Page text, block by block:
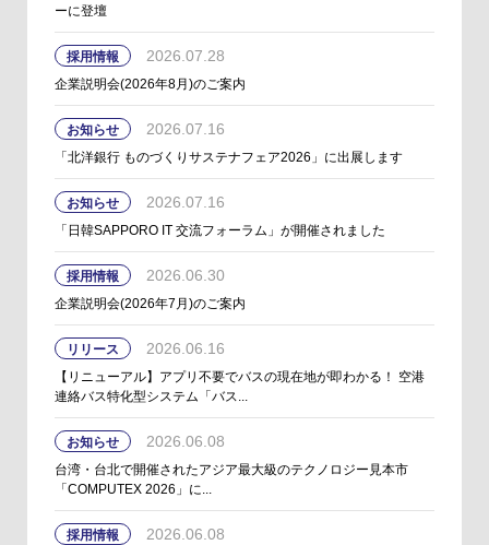
ーに登壇
採用情報 2026.07.28
企業説明会(2026年8月)のご案内
お知らせ 2026.07.16
「北洋銀行 ものづくりサステナフェア2026」に出展します
お知らせ 2026.07.16
「日韓SAPPORO IT 交流フォーラム」が開催されました
採用情報 2026.06.30
企業説明会(2026年7月)のご案内
リリース 2026.06.16
【リニューアル】アプリ不要でバスの現在地が即わかる！ 空港
連絡バス特化型システム「バス...
お知らせ 2026.06.08
台湾・台北で開催されたアジア最大級のテクノロジー見本市
「COMPUTEX 2026」に...
採用情報 2026.06.08